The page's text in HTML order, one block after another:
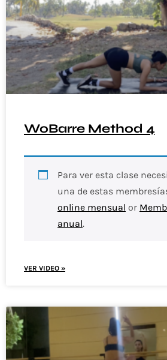
WoBarre Method 4
Para ver esta clase
una de estas
online mensual or
anual.
VER VIDEO »